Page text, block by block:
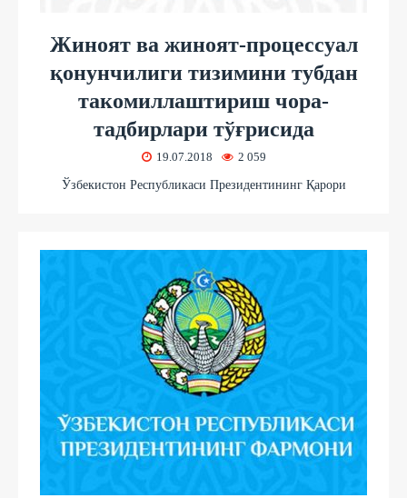
Жиноят ва жиноят-процессуал
қонунчилиги тизимини тубдан
такомиллаштириш чора-
тадбирлари тўғрисида
19.07.2018 2 059
Ўзбекистон Республикаси Президентининг Қарори